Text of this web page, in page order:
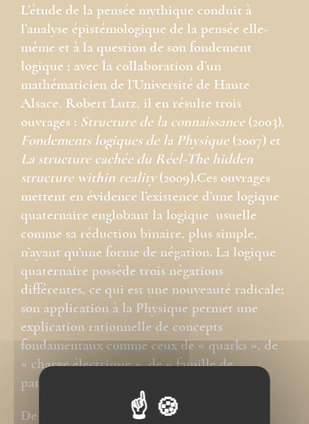
L’étude de la pensée mythique conduit à
l’analyse épistémologique de la pensée elle-
même et à la question de son fondement
logique ; avec la collaboration d’un
mathématicien de l’Université de Haute
Alsace, Robert Lutz, il en résulte trois
ouvrages : Structure de la connaissance(2003),
Fondements logiques de la Physique(2007) et
La structure cachée du Réel-The hidden
structure within reality(2009).Ces ouvrages
mettent en évidence l’existence d’une logique
quaternaire englobant la logique usuelle
comme sa réduction binaire, plus simple,
n’ayant qu’une forme de négation. La logique
quaternaire possède trois négations
différentes, ce qui est une nouveauté radicale;
son application à la Physique permet une
explication rationnelle de concepts
fondamentaux comme ceux de « quarks », de
« charge électrique », de « famille de
particules »…
De ses travaux d’exégèse biblique, on peut